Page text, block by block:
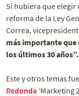
Si hubiera que
reforma de la Ley
Correa,
más importante que
los últimos 30 años”.
Este y otros temas
Redonda ‘Marketing